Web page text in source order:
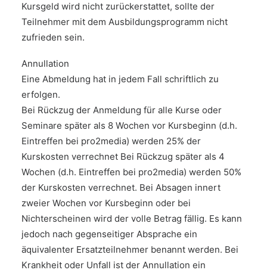
Kursgeld wird nicht zurückerstattet, sollte der
Teilnehmer mit dem Ausbildungsprogramm nicht
zufrieden sein.
Annullation
Eine Abmeldung hat in jedem Fall schriftlich zu
erfolgen.
Bei Rückzug der Anmeldung für alle Kurse oder
Seminare später als 8 Wochen vor Kursbeginn (d.h.
Eintreffen bei pro2media) werden 25% der
Kurskosten verrechnet Bei Rückzug später als 4
Wochen (d.h. Eintreffen bei pro2media) werden 50%
der Kurskosten verrechnet. Bei Absagen innert
zweier Wochen vor Kursbeginn oder bei
Nichterscheinen wird der volle Betrag fällig. Es kann
jedoch nach gegenseitiger Absprache ein
äquivalenter Ersatzteilnehmer benannt werden. Bei
Krankheit oder Unfall ist der Annullation ein